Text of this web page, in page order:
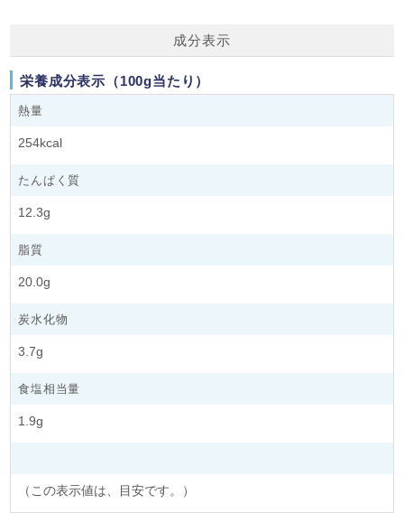
成分表示
栄養成分表示（100g当たり）
熱量
254kcal
たんぱく質
12.3g
脂質
20.0g
炭水化物
3.7g
食塩相当量
1.9g
（この表示値は、目安です。）